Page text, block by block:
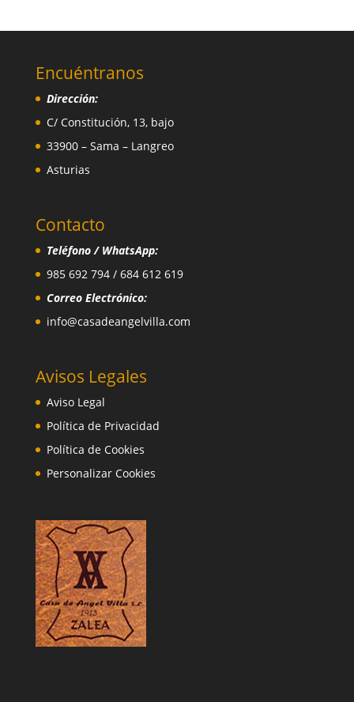
Encuéntranos
Dirección:
C/ Constitución, 13, bajo
33900 – Sama – Langreo
Asturias
Contacto
Teléfono / WhatsApp:
985 692 794 / 684 612 619
Correo Electrónico:
info@casadeangelvilla.com
Avisos Legales
Aviso Legal
Política de Privacidad
Política de Cookies
Personalizar Cookies